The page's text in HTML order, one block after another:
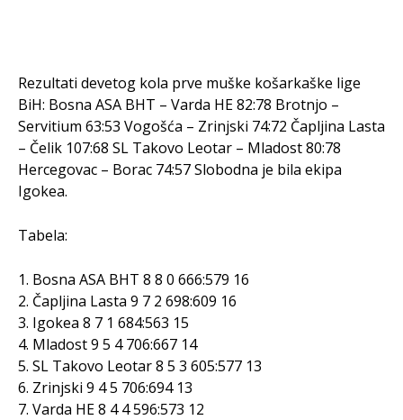
Rezultati devetog kola prve muške košarkaške lige
BiH: Bosna ASA BHT – Varda HE 82:78 Brotnjo –
Servitium 63:53 Vogošća – Zrinjski 74:72 Čapljina Lasta
– Čelik 107:68 SL Takovo Leotar – Mladost 80:78
Hercegovac – Borac 74:57 Slobodna je bila ekipa
Igokea.
Tabela:
1. Bosna ASA BHT 8 8 0 666:579 16
2. Čapljina Lasta 9 7 2 698:609 16
3. Igokea 8 7 1 684:563 15
4. Mladost 9 5 4 706:667 14
5. SL Takovo Leotar 8 5 3 605:577 13
6. Zrinjski 9 4 5 706:694 13
7. Varda HE 8 4 4 596:573 12